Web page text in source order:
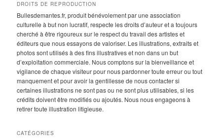
DROITS DE REPRODUCTION
Bullesdemantes.fr, produit bénévolement par une association
culturelle à but non lucratif, respecte les droits d’auteur et a toujours
cherché à être rigoureux sur le respect du travail des artistes et
éditeurs que nous essayons de valoriser. Les illustrations, extraits et
photos sont utilisés à des fins illustratives et non dans un but
d’exploitation commerciale. Nous comptons sur la bienveillance et
vigilance de chaque visiteur pour nous pardonner toute erreur ou tout
manquement et pour avoir la gentillesse de nous contacter si
certaines illustrations ne sont pas ou ne sont plus utilisables, si les
crédits doivent être modifiés ou ajoutés. Nous nous engageons à
retirer toute illustration litigieuse.
CATÉGORIES